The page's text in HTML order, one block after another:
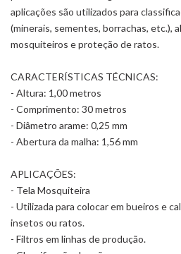
aplicações são utilizados para
(minerais, sementes, borrachas, etc.),
mosquiteiros e proteção de ratos.
CARACTERÍSTICAS TÉCNICAS:
- Altura: 1,00 metros
- Comprimento: 30 metros
- Diâmetro arame: 0,25 mm
- Abertura da malha: 1,56 mm
APLICAÇÕES:
- Tela Mosquiteira
- Utilizada para colocar em bueiros e
insetos ou ratos.
- Filtros em linhas de produção.